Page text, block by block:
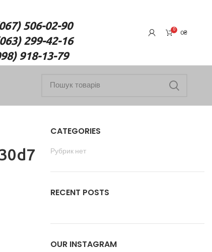
02-90
299-42-16
13-79
0 0₴
CATEGORIES
Рубрик нет
RECENT POSTS
OUR INSTAGRAM